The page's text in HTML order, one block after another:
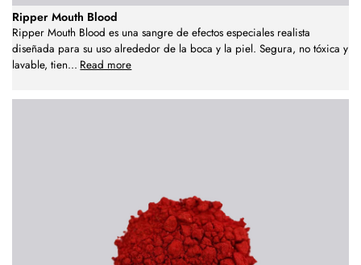
Ripper Mouth Blood
Ripper Mouth Blood es una sangre de efectos especiales realista
diseñada para su uso alrededor de la boca y la piel. Segura, no tóxica y
lavable, tien... Read more